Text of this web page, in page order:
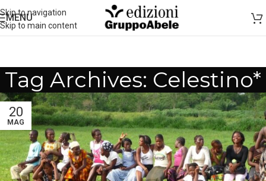
Skip to navigation
Skip to main content
MENU
Tag Archives: Celestino*
20
MAG